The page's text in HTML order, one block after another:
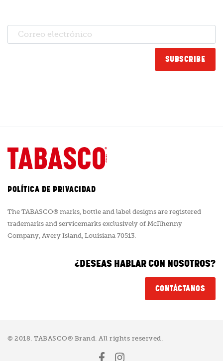
POLÍTICA DE PRIVACIDAD
The TABASCO® marks, bottle and label designs are registered
trademarks and servicemarks exclusively of McIlhenny
Company, Avery Island, Louisiana 70513.
¿DESEAS HABLAR CON NOSOTROS?
CONTÁCTANOS
© 2018. TABASCO® Brand. All rights reserved.